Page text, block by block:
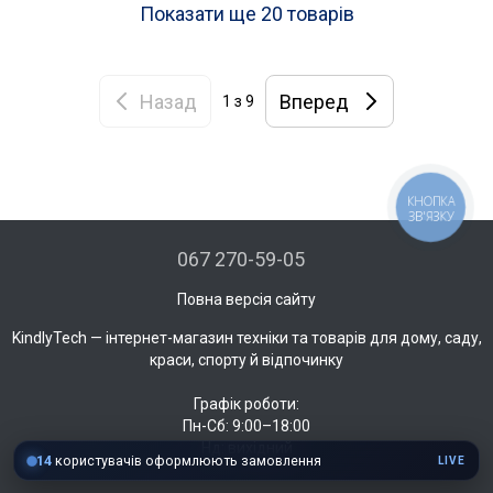
Показати ще 20 товарів
Назад 1 з 9 Вперед
067 270-59-05
Повна версія сайту
KindlyTech — інтернет-магазин техніки та товарів для дому, саду,
краси, спорту й відпочинку
Графік роботи:
Пн-Сб: 9:00–18:00
14 користувачів оформлюють замовлення LIVE
КНОПКА
ЗВ'ЯЗКУ